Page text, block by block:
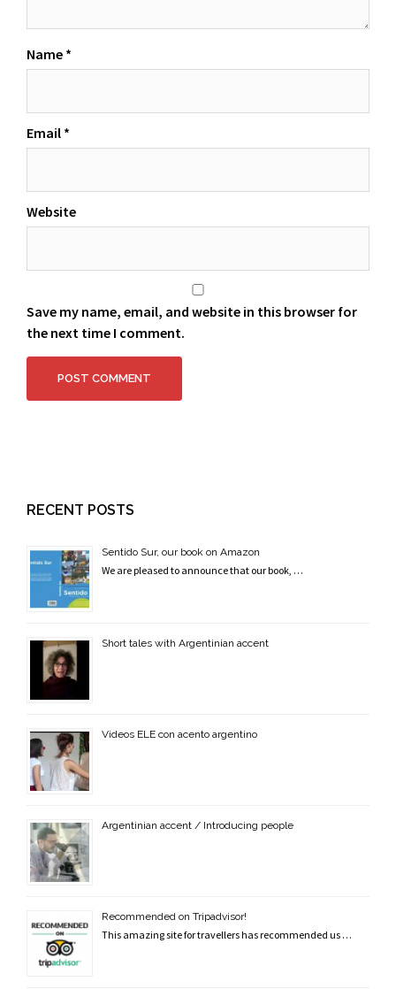
Name *
Email *
Website
Save my name, email, and website in this browser for
the next time I comment.
RECENT POSTS
Sentido Sur, our book on Amazon
We are pleased to announce that our book, …
Short tales with Argentinian accent
Videos ELE con acento argentino
Argentinian accent / Introducing people
Recommended on Tripadvisor!
This amazing site for travellers has recommended us …